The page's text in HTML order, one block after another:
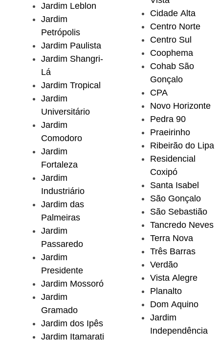
Jardim Leblon
Jardim
Petrópolis
Jardim Paulista
Jardim Shangri-
Lá
Jardim Tropical
Jardim
Universitário
Jardim
Comodoro
Jardim
Fortaleza
Jardim
Industriário
Jardim das
Palmeiras
Jardim
Passaredo
Jardim
Presidente
Jardim Mossoró
Jardim
Gramado
Jardim dos Ipês
Jardim Itamarati
Cidade Alta
Centro Norte
Centro Sul
Coophema
Cohab São
Gonçalo
CPA
Novo Horizonte
Pedra 90
Praeirinho
Ribeirão do Lipa
Residencial
Coxipó
Santa Isabel
São Gonçalo
São Sebastião
Tancredo Neves
Terra Nova
Três Barras
Verdão
Vista Alegre
Planalto
Dom Aquino
Jardim
Independência